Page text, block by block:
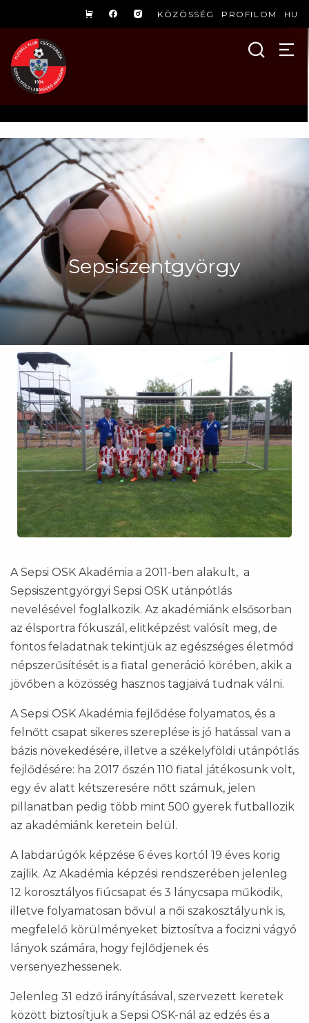
KÖZÖSSÉG PROFILOM HU
Sepsiszentgyörgy
A Sepsi OSK Akadémia a 2011-ben alakult, a
Sepsiszentgyörgyi Sepsi OSK utánpótlás
nevelésével foglalkozik. Az akadémiánk elsősorban
az élsportra fókuszál, elitképzést valósít meg, de
fontos feladatnak tekintjük az egészséges életmód
népszerűsítését is a fiatal generáció körében, akik a
jövőben a közösség hasznos tagjaivá tudnak válni.
A Sepsi OSK Akadémia fejlődése folyamatos, és a
felnőtt csapat sikeres szereplése is jó hatással van a
bázis növekedésére, illetve a székelyföldi utánpótlás
fejlődésére: ha 2017 őszén 110 fiatal játékosunk volt,
egy év alatt kétszeresére nőtt számuk, jelen
pillanatban pedig több mint 500 gyerek futballozik
az akadémiánk keretein belül.
A labdarúgók képzése 6 éves kortól 19 éves korig
zajlik. Az Akadémia képzési rendszerében jelenleg
12 korosztályos fiúcsapat és 3 lánycsapa működik,
illetve folyamatosan bővül a női szakosztályunk is,
megfelelő körülményeket biztosítva a focizni vágyó
lányok számára, hogy fejlődjenek és
versenyezhessenek.
Jelenleg 31 edző irányításával, szervezett keretek
között biztosítjuk a Sepsi OSK-nál az edzés és a